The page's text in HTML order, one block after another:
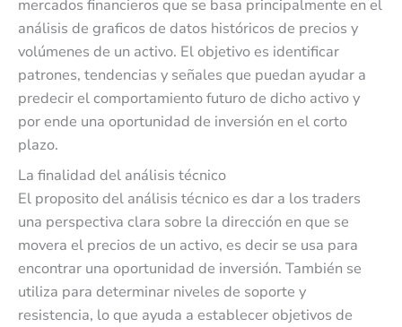
mercados financieros que se basa principalmente en el
análisis de graficos de datos históricos de precios y
volúmenes de un activo. El objetivo es identificar
patrones, tendencias y señales que puedan ayudar a
predecir el comportamiento futuro de dicho activo y
por ende una oportunidad de inversión en el corto
plazo.
La finalidad del análisis técnico
El proposito del análisis técnico es dar a los traders
una perspectiva clara sobre la dirección en que se
movera el precios de un activo, es decir se usa para
encontrar una oportunidad de inversión. También se
utiliza para determinar niveles de soporte y
resistencia, lo que ayuda a establecer objetivos de